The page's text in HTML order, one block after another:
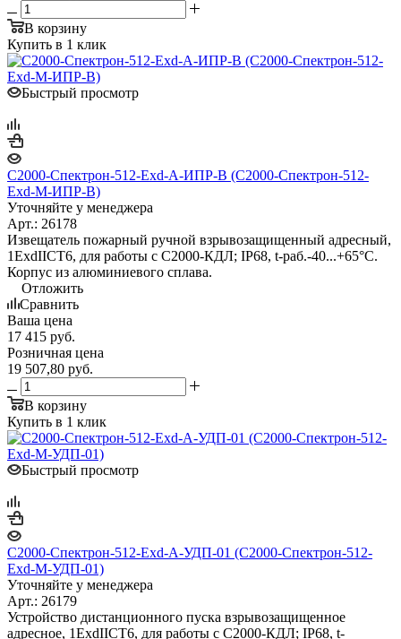
В корзину
Купить в 1 клик
Быстрый просмотр
С2000-Спектрон-512-Exd-А-ИПР-B (С2000-Спектрон-512-
Exd-М-ИПР-B)
Уточняйте у менеджера
Арт.: 26178
Извещатель пожарный ручной взрывозащищенный адресный,
1ExdIICT6, для работы с С2000-КДЛ; IP68, t-раб.-40...+65°С.
Корпус из алюминиевого сплава.
Отложить
Сравнить
Ваша цена
17 415 руб.
Розничная цена
19 507,80 руб.
В корзину
Купить в 1 клик
Быстрый просмотр
С2000-Спектрон-512-Exd-А-УДП-01 (С2000-Спектрон-512-
Exd-М-УДП-01)
Уточняйте у менеджера
Арт.: 26179
Устройство дистанционного пуска взрывозащищенное
адресное, 1ExdIICT6, для работы с С2000-КДЛ; IP68, t-